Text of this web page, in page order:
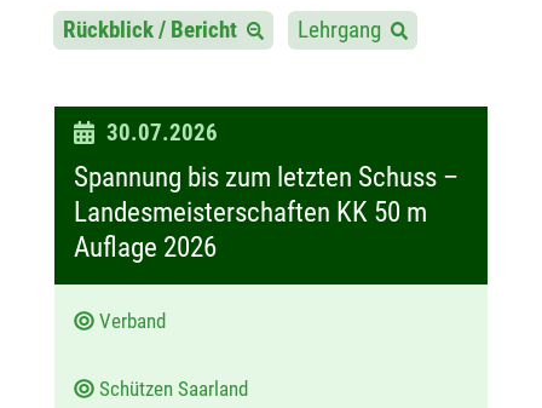
Rückblick / Bericht Lehrgang
D
a
u
30.07.2026
Spannung bis zum letzten Schuss –
Landesmeisterschaften KK 50 m
Auflage 2026
Verband
Schützen Saarland